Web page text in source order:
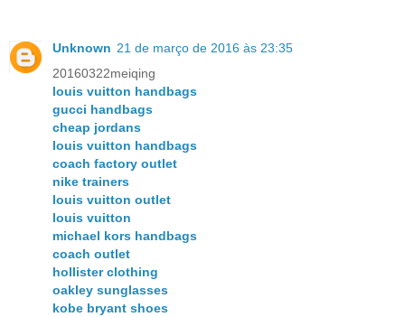
Unknown 21 de março de 2016 às 23:35
20160322meiqing
louis vuitton handbags
gucci handbags
cheap jordans
louis vuitton handbags
coach factory outlet
nike trainers
louis vuitton outlet
louis vuitton
michael kors handbags
coach outlet
hollister clothing
oakley sunglasses
kobe bryant shoes